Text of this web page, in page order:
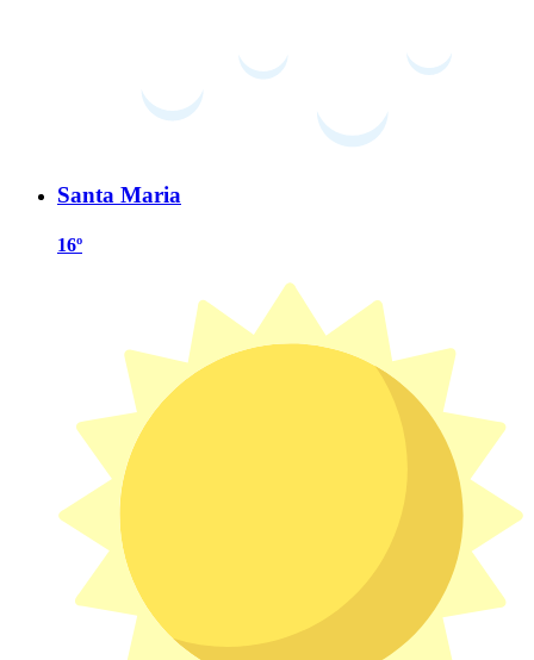
Santa Maria
16º